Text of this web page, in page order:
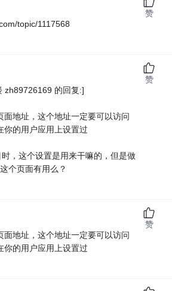
topic/1117568
赞
zh89726169 的回复:]
面地址，这个地址一定要可以访问
你的用户应用上设置过
，这个设置是用来干嘛的，但是做
个页面有用么？
赞
面地址，这个地址一定要可以访问
你的用户应用上设置过
赞